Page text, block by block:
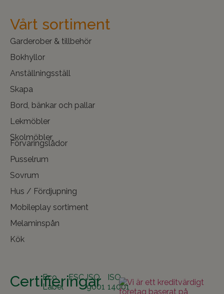
Vårt sortiment
Garderober & tillbehör
Bokhyllor
Anställningsställ
Skapa
Bord, bänkar och pallar
Lekmöbler
Skolmöbler
Förvaringslådor
Pusselrum
Sovrum
Hus / Fördjupning
Mobileplay sortiment
Melaminspån
Kök
Certifieringar
Eco
Label
FSC ISO
9001
ISO
14001